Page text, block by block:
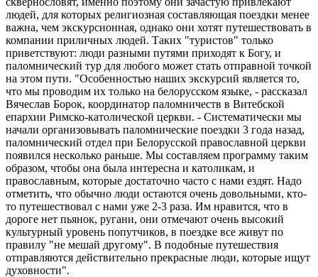
людей, для которых религиозная составляющая поездки менее
важна, чем экскурсионная, однако они хотят путешествовать в
компании приличных людей. Таких "туристов" только
приветствуют: люди разными путями приходят к Богу, и
паломнический тур для любого может стать отправной точкой
на этом пути. "Особенностью наших экскурсий является то,
что мы проводим их только на белорусском языке, - рассказал
Вячеслав Борок, координатор паломничеств в Витебской
епархии Римско-католической церкви. - Систематически мы
начали организовывать паломнические поездки 3 года назад,
паломнический отдел при Белорусской православной церкви
появился несколько раньше. Мы составляем программу таким
образом, чтобы она была интересна и католикам, и
православным, которые достаточно часто с нами ездят. Надо
отметить, что обычно люди остаются очень довольными, кто-
то путешествовал с нами уже 2-3 раза. Им нравится, что в
дороге нет пьянок, ругани, они отмечают очень высокий
культурный уровень попутчиков, в поездке все живут по
правилу "не мешай другому". В подобные путешествия
отправляются действительно прекрасные люди, которые ищут
духовности".